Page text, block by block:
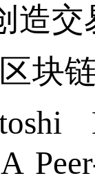
造
块